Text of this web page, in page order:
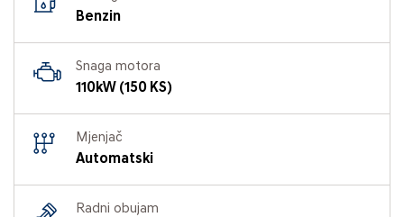
Benzin
Snaga motora
110kW (150 KS)
Mjenjač
Automatski
Radni obujam